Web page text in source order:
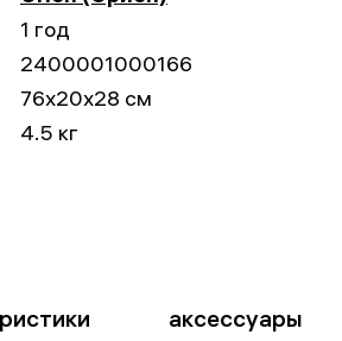
1 год
2400001000166
76x20x28 см
4.5 кг
аксессуары